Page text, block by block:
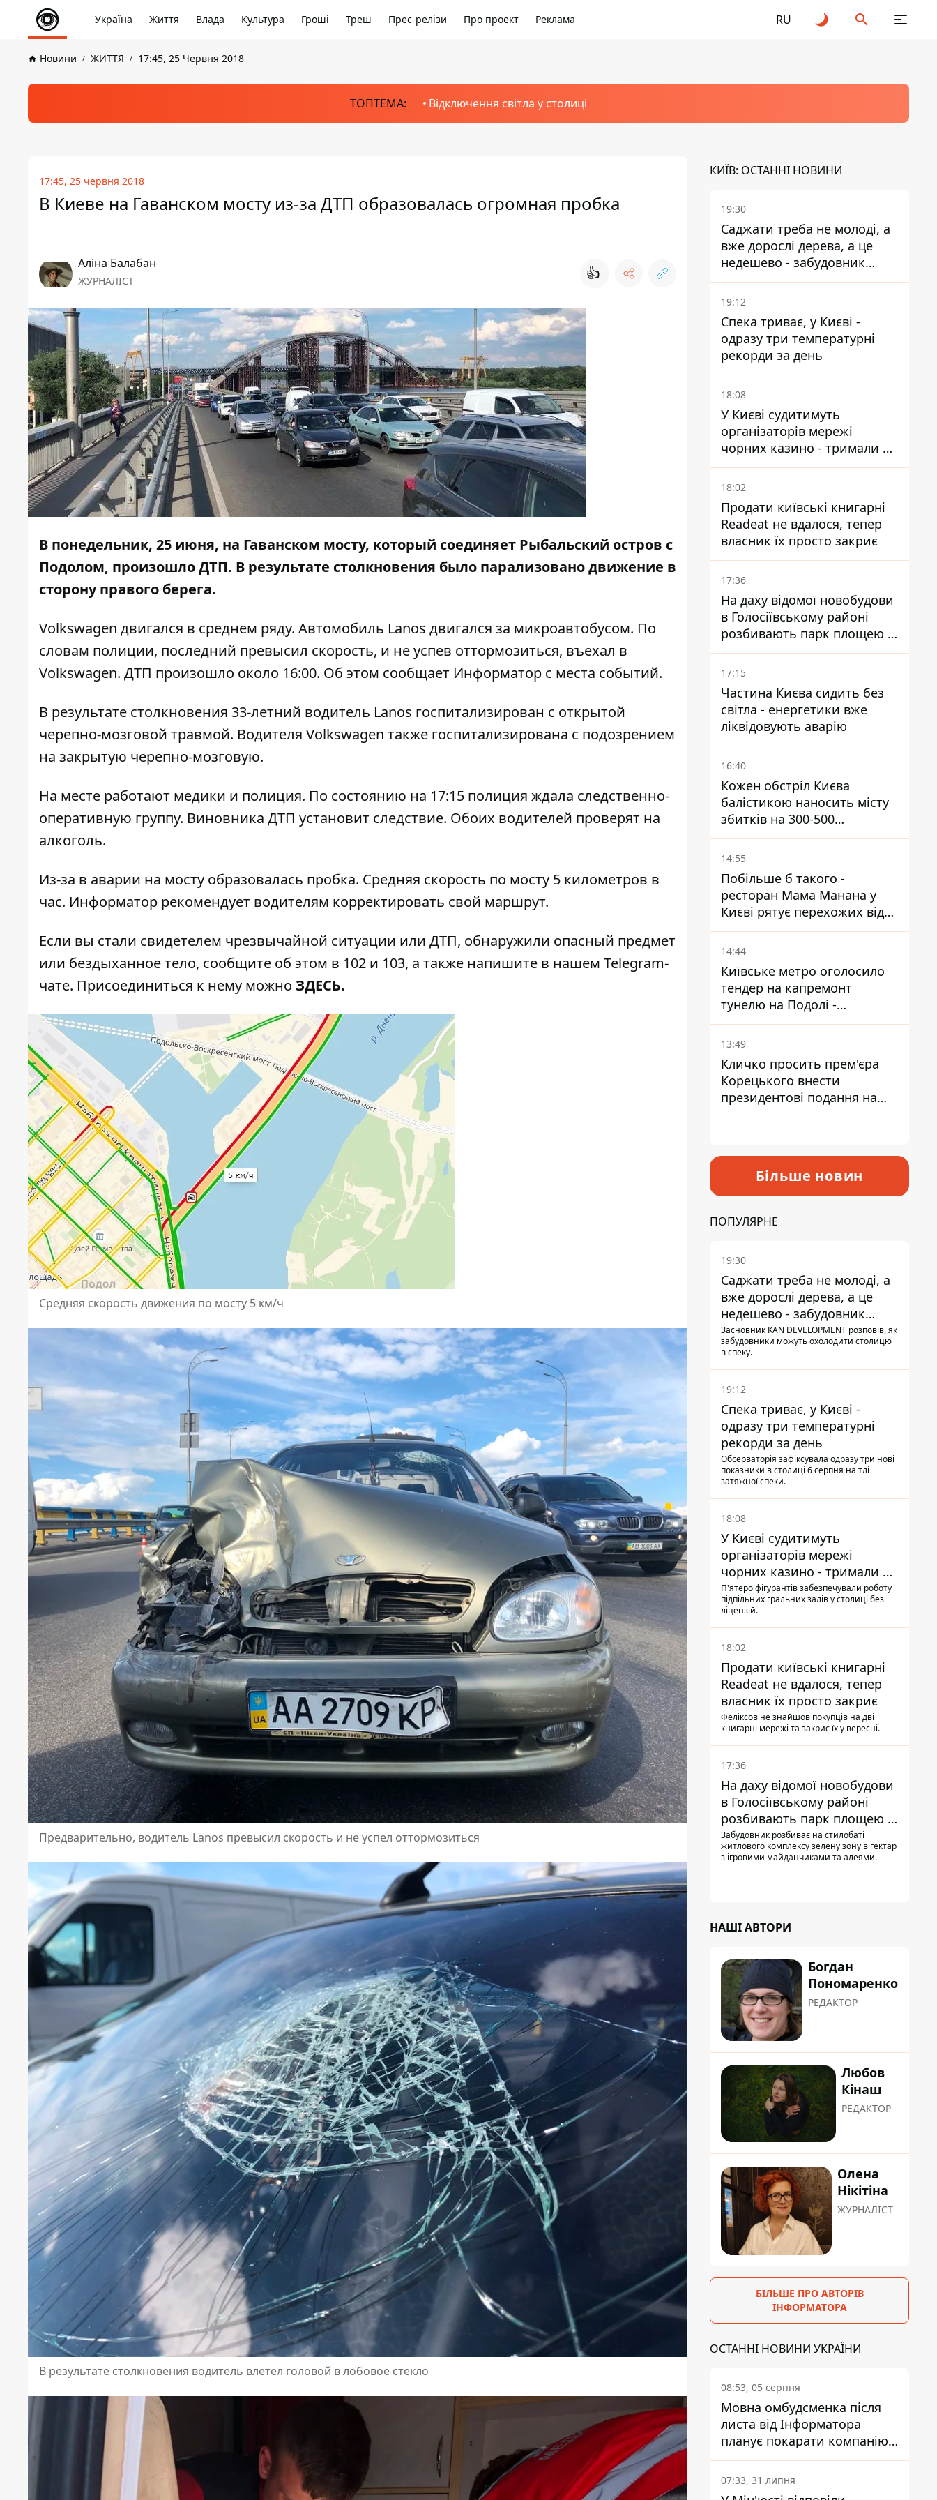
Україна Життя Влада Культура Гроші Треш Прес-релізи Про проект Реклама RU
Новини ЖИТТЯ 17:45, 25 Червня 2018
ТОПТЕМА: Відключення світла у столиці
17:45, 25 червня 2018
В Киеве на Гаванском мосту из-за ДТП образовалась огромная пробка
Аліна Балабан
ЖУРНАЛІСТ 👍
В понедельник, 25 июня, на Гаванском мосту, который соединяет Рыбальский остров с
Подолом, произошло ДТП. В результате столкновения было парализовано движение в
сторону правого берега.
Volkswagen двигался в среднем ряду. Автомобиль Lanos двигался за микроавтобусом. По
словам полиции, последний превысил скорость, и не успев оттормозиться, въехал в
Volkswagen. ДТП произошло около 16:00. Об этом сообщает Информатор с места событий.
В результате столкновения 33-летний водитель Lanos госпитализирован с открытой
черепно-мозговой травмой. Водителя Volkswagen также госпитализирована с подозрением
на закрытую черепно-мозговую.
На месте работают медики и полиция. По состоянию на 17:15 полиция ждала следственно-
оперативную группу. Виновника ДТП установит следствие. Обоих водителей проверят на
алкоголь.
Из-за в аварии на мосту образовалась пробка. Средняя скорость по мосту 5 километров в
час. Информатор рекомендует водителям корректировать свой маршрут.
Если вы стали свидетелем чрезвычайной ситуации или ДТП, обнаружили опасный предмет
или бездыханное тело, сообщите об этом в 102 и 103, а также напишите в нашем Telegram-
чате. Присоединиться к нему можно ЗДЕСЬ.
Средняя скорость движения по мосту 5 км/ч
Предварительно, водитель Lanos превысил скорость и не успел оттормозиться
В результате столкновения водитель влетел головой в лобовое стекло
КИЇВ: ОСТАННІ НОВИНИ
19:30
Саджати треба не молоді, а
вже дорослі дерева, а це
недешево - забудовник
Ніконов
19:12
Спека триває, у Києві -
одразу три температурні
рекорди за день
18:08
У Києві судитимуть
організаторів мережі
чорних казино - тримали 39
закладів
18:02
Продати київські книгарні
Readeat не вдалося, тепер
власник їх просто закриє
17:36
На даху відомої новобудови
в Голосіївському районі
розбивають парк площею в
гектар
17:15
Частина Києва сидить без
світла - енергетики вже
ліквідовують аварію
16:40
Кожен обстріл Києва
балістикою наносить місту
збитків на 300-500
мільйонів - Петро
Пантелеєв
14:55
Побільше б такого -
ресторан Мама Манана у
Києві рятує перехожих від
спеки
14:44
Київське метро оголосило
тендер на капремонт
тунелю на Подолі -
триватиме майже два роки
13:49
Кличко просить прем'єра
Корецького внести
президентові подання на
Більше новин
ПОПУЛЯРНЕ
19:30
Саджати треба не молоді, а
вже дорослі дерева, а це
недешево - забудовник
Ніконов
Засновник KAN DEVELOPMENT розповів, як
забудовники можуть охолодити столицю
в спеку.
19:12
Спека триває, у Києві -
одразу три температурні
рекорди за день
Обсерваторія зафіксувала одразу три нові
показники в столиці 6 серпня на тлі
затяжної спеки.
18:08
У Києві судитимуть
організаторів мережі
чорних казино - тримали 39
закладів
П'ятеро фігурантів забезпечували роботу
підпільних гральних залів у столиці без
ліцензій.
18:02
Продати київські книгарні
Readeat не вдалося, тепер
власник їх просто закриє
Феліксов не знайшов покупців на дві
книгарні мережі та закриє їх у вересні.
17:36
На даху відомої новобудови
в Голосіївському районі
розбивають парк площею в
гектар
Забудовник розбиває на стилобаті
житлового комплексу зелену зону в гектар
з ігровими майданчиками та алеями.
НАШІ АВТОРИ
Богдан
Пономаренко
РЕДАКТОР
Любов
Кінаш
РЕДАКТОР
Олена
Нікітіна
ЖУРНАЛІСТ
БІЛЬШЕ ПРО АВТОРІВ
ІНФОРМАТОРА
ОСТАННІ НОВИНИ УКРАЇНИ
08:53, 05 серпня
Мовна омбудсменка після
листа від Інформатора
планує покарати компанію-
підрядника ПриватБанку
07:33, 31 липня